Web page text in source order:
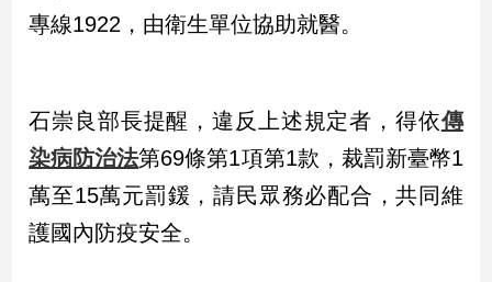
科
戲
運
動
寵
物
Pet
專線1922，由衛生單位協助就醫。
石崇良部長提醒，違反上述規定者，得依傳
染病防治法第69條第1項第1款，裁罰新臺幣1
萬至15萬元罰鍰，請民眾務必配合，共同維
護國內防疫安全。